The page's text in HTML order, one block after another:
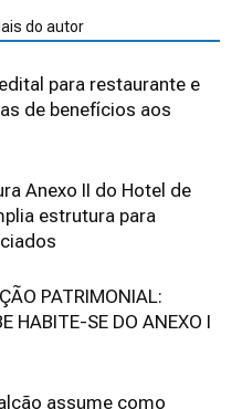
do autor
para restaurante e
de benefícios aos
Anexo II do Hotel de
estrutura para
PATRIMONIAL:
HABITE-SE DO ANEXO I
assume como